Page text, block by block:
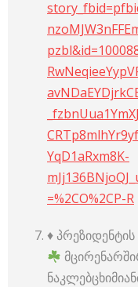
YqD1aRxm8K-
=%2CO%2CP-R
♦️